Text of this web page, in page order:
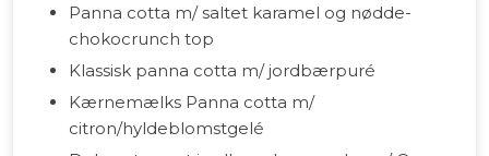
Panna cotta m/ saltet karamel og nødde-
chokocrunch top
Klassisk panna cotta m/ jordbærpuré
Kærnemælks Panna cotta m/
citron/hyldeblomstgelé